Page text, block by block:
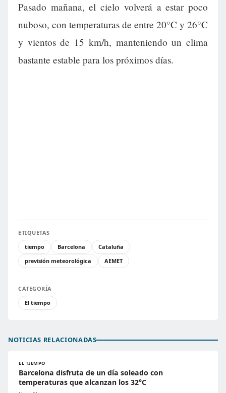
Pasado mañana, el cielo volverá a estar poco
nuboso, con temperaturas de entre 20°C y 26°C
y vientos de 15 km/h, manteniendo un clima
bastante estable para los próximos días.
ETIQUETAS
tiempo
Barcelona
Cataluña
previsión meteorológica
AEMET
CATEGORÍA
El tiempo
NOTICIAS RELACIONADAS
EL TIEMPO
Barcelona disfruta de un día soleado con
temperaturas que alcanzan los 32°C